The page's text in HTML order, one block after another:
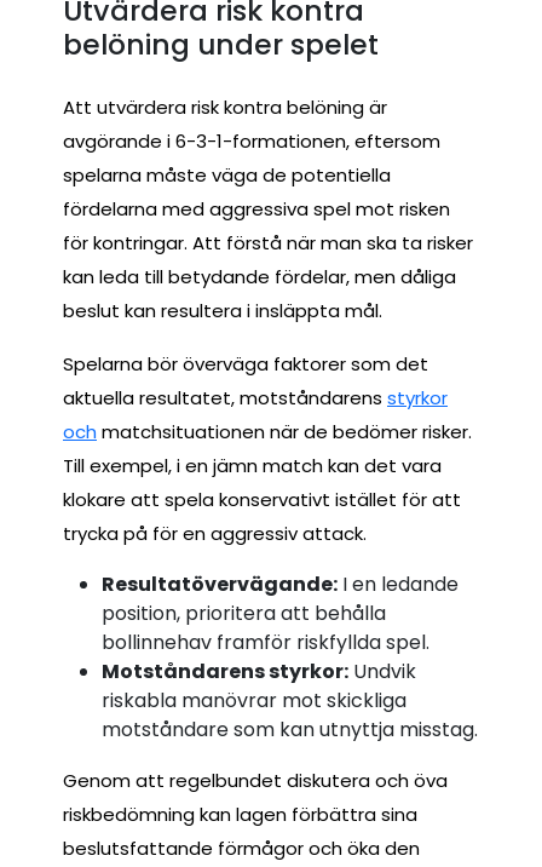
Utvärdera risk kontra
belöning under spelet
Att utvärdera risk kontra belöning är
avgörande i 6-3-1-formationen, eftersom
spelarna måste väga de potentiella
fördelarna med aggressiva spel mot risken
för kontringar. Att förstå när man ska ta risker
kan leda till betydande fördelar, men dåliga
beslut kan resultera i insläppta mål.
Spelarna bör överväga faktorer som det
aktuella resultatet, motståndarens styrkor
och matchsituationen när de bedömer risker.
Till exempel, i en jämn match kan det vara
klokare att spela konservativt istället för att
trycka på för en aggressiv attack.
Resultatövervägande: I en ledande
position, prioritera att behålla
bollinnehav framför riskfyllda spel.
Motståndarens styrkor: Undvik
riskabla manövrar mot skickliga
motståndare som kan utnyttja misstag.
Genom att regelbundet diskutera och öva
riskbedömning kan lagen förbättra sina
beslutsfattande förmågor och öka den